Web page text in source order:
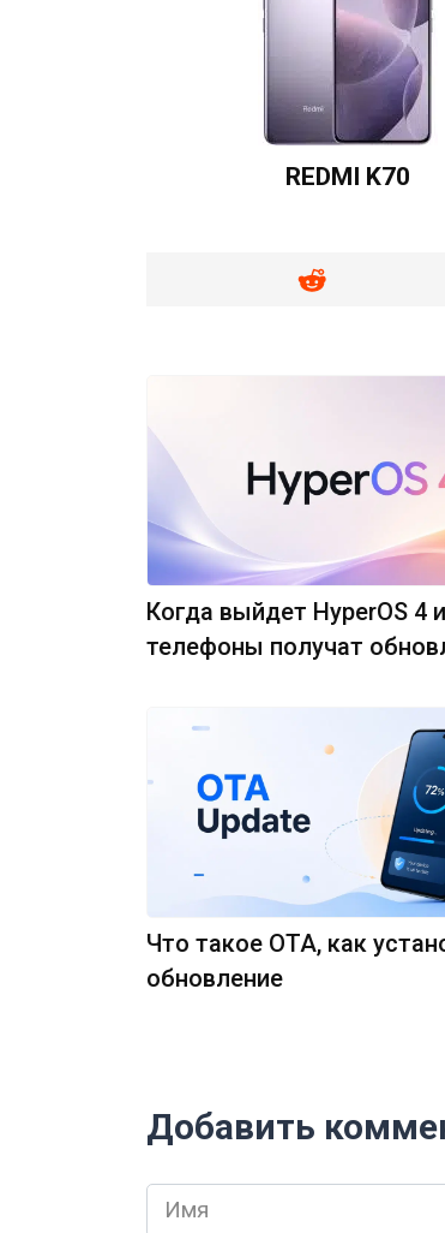
REDMI K70
Когда выйдет HyperOS 4
телефоны получат
Что такое OTA, как
обновление
Добавить
Имя